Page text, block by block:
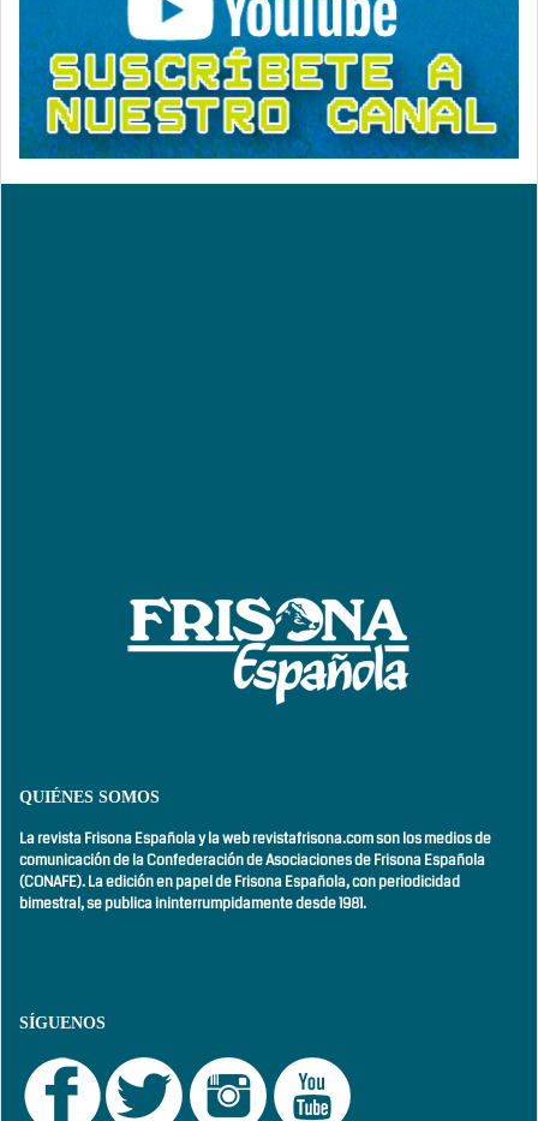
QUIÉNES SOMOS
La revista Frisona Española y la web revistafrisona.com son los medios de
comunicación de la Confederación de Asociaciones de Frisona Española
(CONAFE). La edición en papel de Frisona Española, conperiodicidad
bimestral,se publica ininterrumpidamente desde 1981.
SÍGUENOS